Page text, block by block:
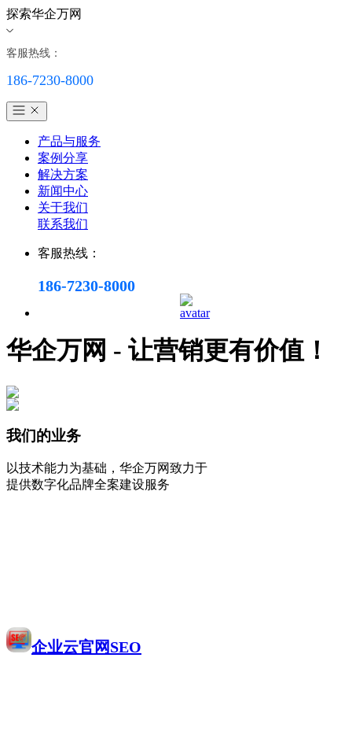
探索华企万网
客服热线：
186-7230-8000
产品与服务
案例分享
解决方案
新闻中心
关于我们
联系我们
客服热线：
186-7230-8000
华企万网 - 让营销更有价值！
我们的业务
以技术能力为基础，华企万网致力于
提供数字化品牌全案建设服务
企业云官网SEO